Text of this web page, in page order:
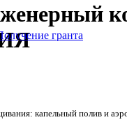
гранта
капельный полив и